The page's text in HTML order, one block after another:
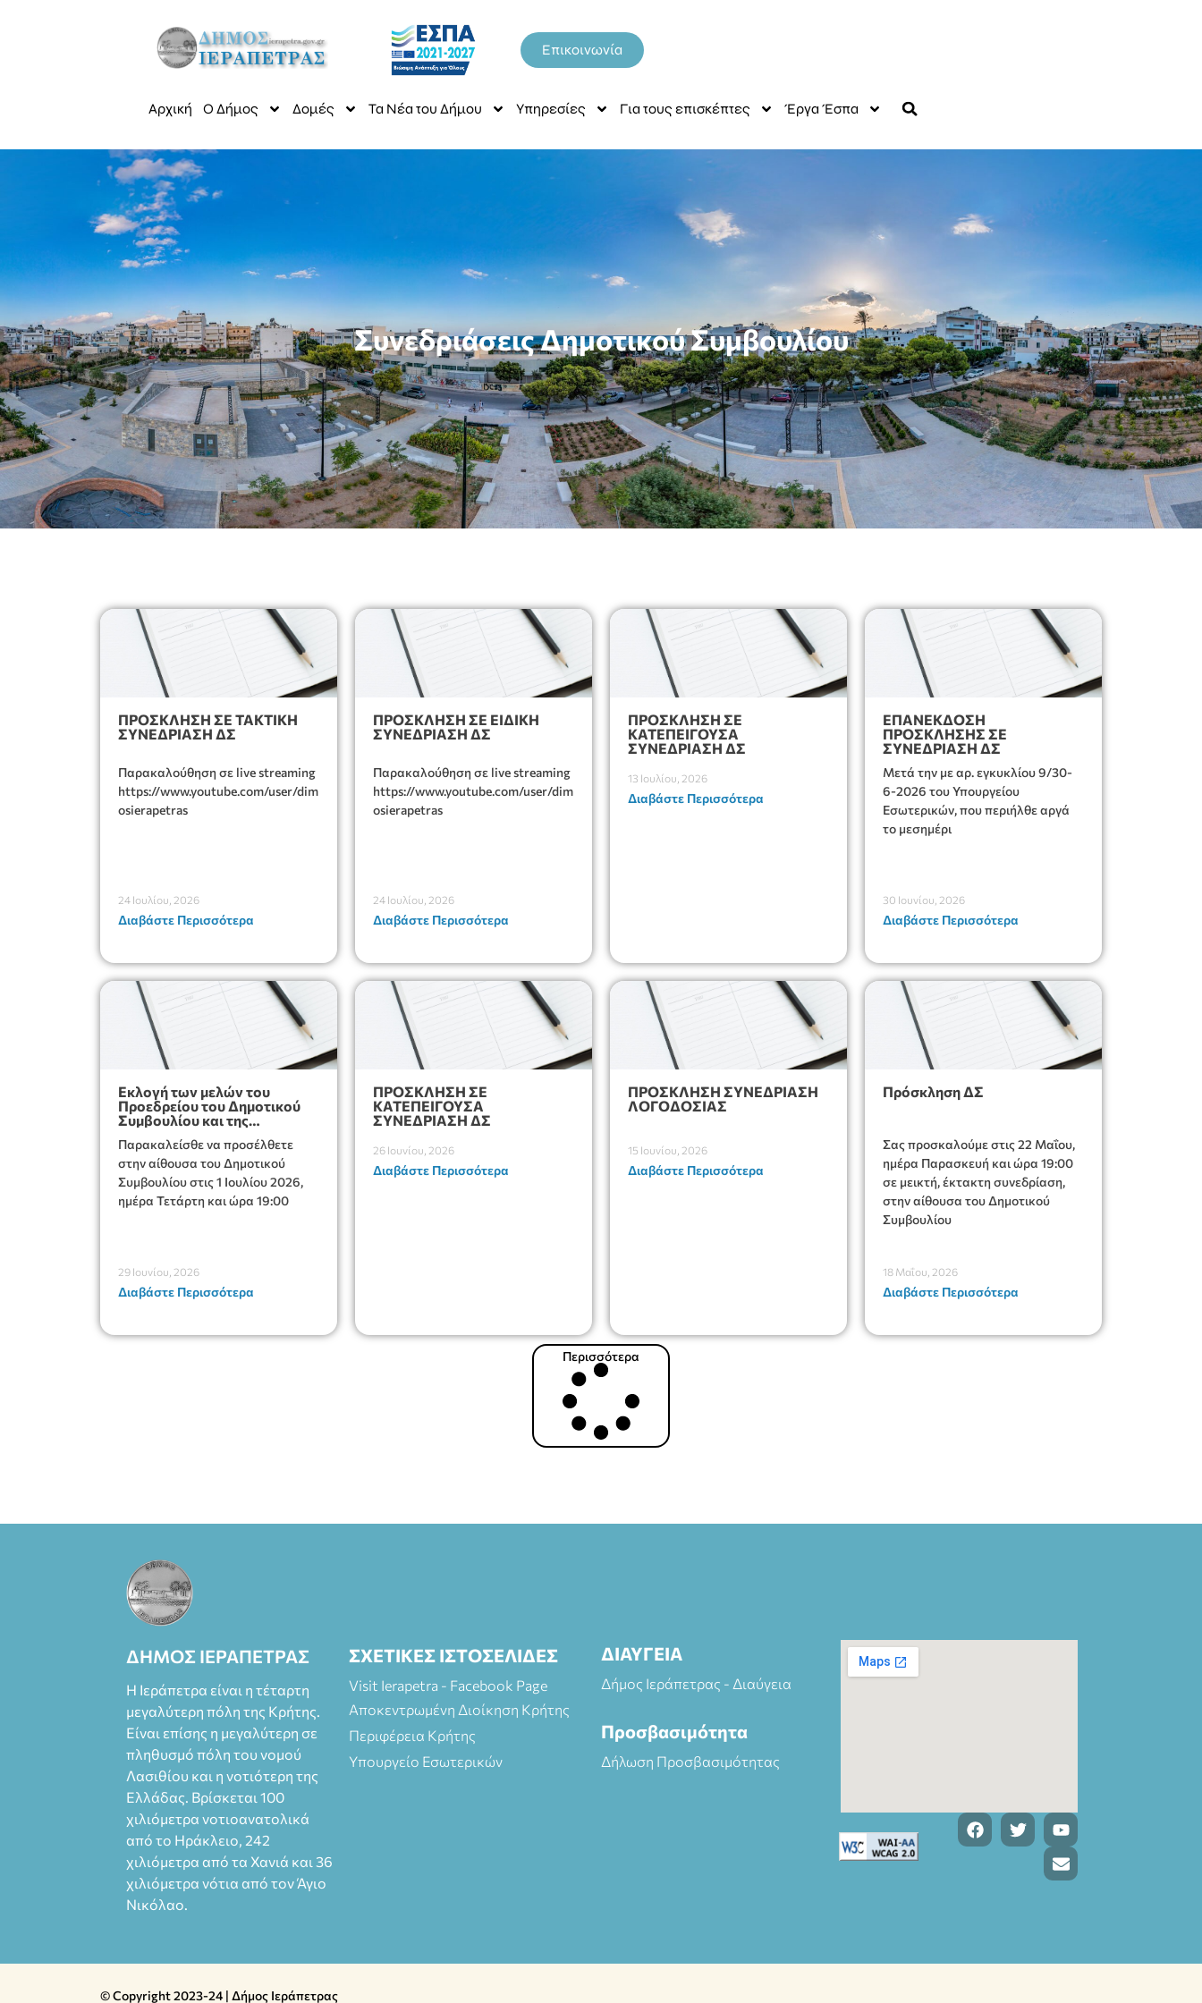
Επικοινωνία
Αρχική Ο Δήμος Δομές Τα Νέα του Δήμου Υπηρεσίες Για τους επισκέπτες Έργα Έσπα
Συνεδριάσεις Δημοτικού Συμβουλίου
ΠΡΟΣΚΛΗΣΗ ΣΕ ΤΑΚΤΙΚΗ
ΣΥΝΕΔΡΊΑΣΗ ΔΣ
Παρακαλούθηση σε live streaming
https://www.youtube.com/user/dim
osierapetras
24 Ιουλίου, 2026
Διαβάστε Περισσότερα
ΠΡΟΣΚΛΗΣΗ ΣΕ ΕΙΔΙΚΗ
ΣΥΝΕΔΡΊΑΣΗ ΔΣ
Παρακαλούθηση σε live streaming
https://www.youtube.com/user/dim
osierapetras
24 Ιουλίου, 2026
Διαβάστε Περισσότερα
ΠΡΟΣΚΛΗΣΗ ΣΕ
ΚΑΤΕΠΕΙΓΟΥΣΑ
ΣΥΝΕΔΡΙΑΣΗ ΔΣ
13 Ιουλίου, 2026
Διαβάστε Περισσότερα
ΕΠΑΝΕΚΔΟΣΗ
ΠΡΟΣΚΛΗΣΗΣ ΣΕ
ΣΥΝΕΔΡΊΑΣΗ ΔΣ
Μετά την με αρ. εγκυκλίου 9/30-
6-2026 του Υπουργείου
Εσωτερικών, που περιήλθε αργά
το μεσημέρι
30 Ιουνίου, 2026
Διαβάστε Περισσότερα
Εκλογή των μελών του
Προεδρείου του Δημοτικού
Συμβουλίου και της
Παρακαλείσθε να προσέλθετε
στην αίθουσα του Δημοτικού
Συμβουλίου στις 1 Ιουλίου 2026,
ημέρα Τετάρτη και ώρα 19:00
29 Ιουνίου, 2026
Διαβάστε Περισσότερα
ΠΡΟΣΚΛΗΣΗ ΣΕ
ΚΑΤΕΠΕΙΓΟΥΣΑ
ΣΥΝΕΔΡΊΑΣΗ ΔΣ
26 Ιουνίου, 2026
Διαβάστε Περισσότερα
ΠΡΟΣΚΛΗΣΗ ΣΥΝΕΔΡΙΑΣΗ
ΛΟΓΟΔΟΣΙΑΣ
15 Ιουνίου, 2026
Διαβάστε Περισσότερα
Πρόσκληση ΔΣ
Σας προσκαλούμε στις 22 Μαΐου,
ημέρα Παρασκευή και ώρα 19:00
σε μεικτή, έκτακτη συνεδρίαση,
στην αίθουσα του Δημοτικού
Συμβουλίου
18 Μαΐου, 2026
Διαβάστε Περισσότερα
Περισσότερα
ΔΗΜΟΣ ΙΕΡΑΠΕΤΡΑΣ
Η Ιεράπετρα είναι η τέταρτη
μεγαλύτερη πόλη της Κρήτης.
Είναι επίσης η μεγαλύτερη σε
πληθυσμό πόλη του νομού
Λασιθίου και η νοτιότερη της
Ελλάδας. Βρίσκεται 100
χιλιόμετρα νοτιοανατολικά
από το Ηράκλειο, 242
χιλιόμετρα από τα Χανιά και 36
χιλιόμετρα νότια από τον Άγιο
Νικόλαο.
ΣΧΕΤΙΚΕΣ ΙΣΤΟΣΕΛΙΔΕΣ
Visit Ierapetra - Facebook Page
Αποκεντρωμένη Διοίκηση Κρήτης
Περιφέρεια Κρήτης
Υπουργείο Εσωτερικών
ΔΙΑΥΓΕΙΑ
Δήμος Ιεράπετρας - Διαύγεια
Προσβασιμότητα
Δήλωση Προσβασιμότητας
© Copyright 2023-24 | Δήμος Ιεράπετρας